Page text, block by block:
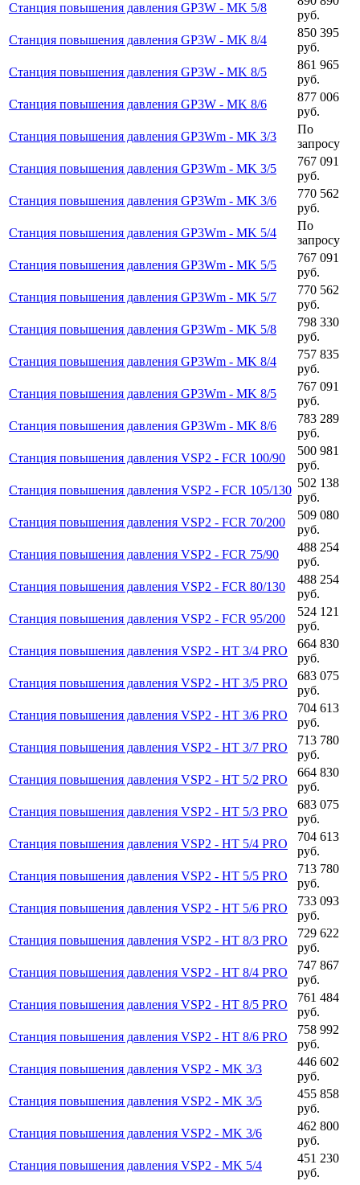
Станция повышения давления GP3W - MK 5/8
руб.
Станция повышения давления GP3W - MK 8/4
850 395
руб.
Станция повышения давления GP3W - MK 8/5
861 965
руб.
Станция повышения давления GP3W - MK 8/6
877 006
руб.
Станция повышения давления GP3Wm - MK 3/3
По
запросу
Станция повышения давления GP3Wm - MK 3/5
767 091
руб.
Станция повышения давления GP3Wm - MK 3/6
770 562
руб.
Станция повышения давления GP3Wm - MK 5/4
По
запросу
Станция повышения давления GP3Wm - MK 5/5
767 091
руб.
Станция повышения давления GP3Wm - MK 5/7
770 562
руб.
Станция повышения давления GP3Wm - MK 5/8
798 330
руб.
Станция повышения давления GP3Wm - MK 8/4
757 835
руб.
Станция повышения давления GP3Wm - MK 8/5
767 091
руб.
Станция повышения давления GP3Wm - MK 8/6
783 289
руб.
Станция повышения давления VSP2 - FCR 100/90
500 981
руб.
Станция повышения давления VSP2 - FCR 105/130
502 138
руб.
Станция повышения давления VSP2 - FCR 70/200
509 080
руб.
Станция повышения давления VSP2 - FCR 75/90
488 254
руб.
Станция повышения давления VSP2 - FCR 80/130
488 254
руб.
Станция повышения давления VSP2 - FCR 95/200
524 121
руб.
Станция повышения давления VSP2 - HT 3/4 PRO
664 830
руб.
Станция повышения давления VSP2 - HT 3/5 PRO
683 075
руб.
Станция повышения давления VSP2 - HT 3/6 PRO
704 613
руб.
Станция повышения давления VSP2 - HT 3/7 PRO
713 780
руб.
Станция повышения давления VSP2 - HT 5/2 PRO
664 830
руб.
Станция повышения давления VSP2 - HT 5/3 PRO
683 075
руб.
Станция повышения давления VSP2 - HT 5/4 PRO
704 613
руб.
Станция повышения давления VSP2 - HT 5/5 PRO
713 780
руб.
Станция повышения давления VSP2 - HT 5/6 PRO
733 093
руб.
Станция повышения давления VSP2 - HT 8/3 PRO
729 622
руб.
Станция повышения давления VSP2 - HT 8/4 PRO
747 867
руб.
Станция повышения давления VSP2 - HT 8/5 PRO
761 484
руб.
Станция повышения давления VSP2 - HT 8/6 PRO
758 992
руб.
Станция повышения давления VSP2 - MK 3/3
446 602
руб.
Станция повышения давления VSP2 - MK 3/5
455 858
руб.
Станция повышения давления VSP2 - MK 3/6
462 800
руб.
Станция повышения давления VSP2 - MK 5/4
451 230
руб.